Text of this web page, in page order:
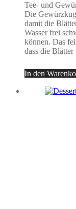
Tee- und
Die
damit die
Wasser frei
können. Das
dass die
In den